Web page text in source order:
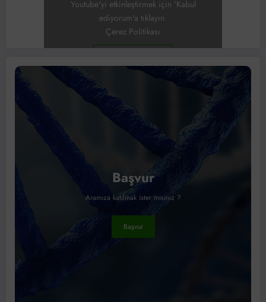
Youtube'yi etkinleştirmek için 'Kabul
ediyorum'a tıklayın
Çerez Politikası
Başvur
Aramıza katılmak ister misiniz ?
Başvur